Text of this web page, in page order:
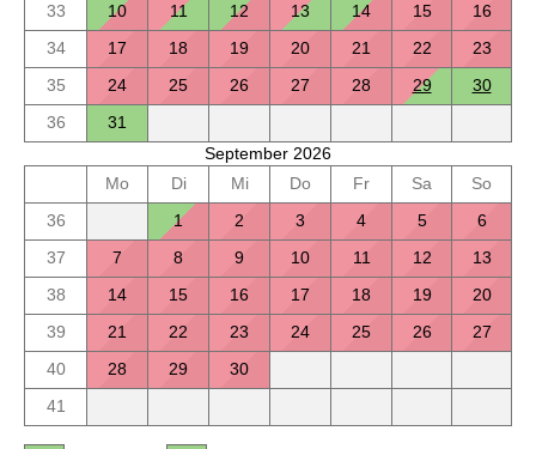
33
10 11 12 13 14 15
16
34
17 18 19 20 21 22
23
35
24 25 26 27 28 29
30
36
31
September 2026
Mo
Di Mi Do Fr Sa
So
36
1 2 3 4 5
6
37
7 8 9 10 11 12
13
38
14 15 16 17 18 19
20
39
21 22 23 24 25 26
27
40
28 29
30
41